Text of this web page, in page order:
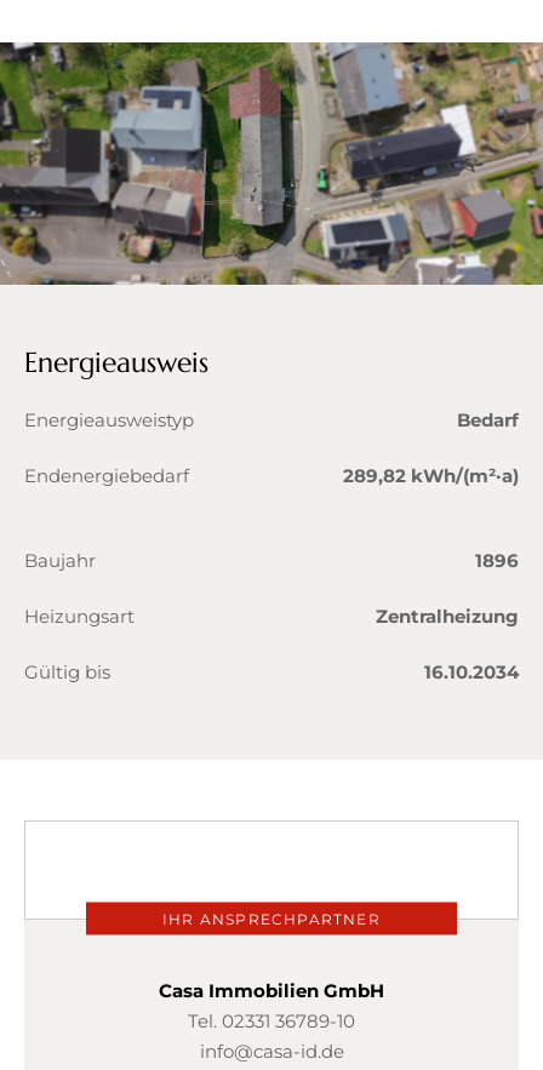
Energieausweis
Energieausweistyp Bedarf
Endenergiebedarf 289,82 kWh/(m²·a)
Baujahr 1896
Heizungsart Zentralheizung
Gültig bis 16.10.2034
IHR ANSPRECHPARTNER
Casa Immobilien GmbH
Tel. 02331 36789-10
info@casa-id.de